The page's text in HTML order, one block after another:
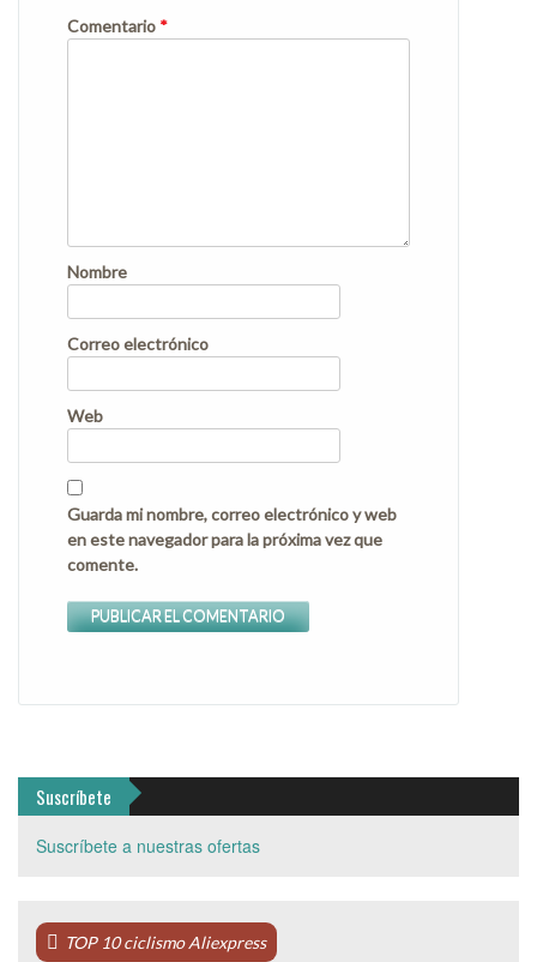
Comentario *
Nombre
Correo electrónico
Web
Guarda mi nombre, correo electrónico y web
en este navegador para la próxima vez que
comente.
Suscríbete
Suscríbete a nuestras ofertas
TOP 10 ciclismo Aliexpress